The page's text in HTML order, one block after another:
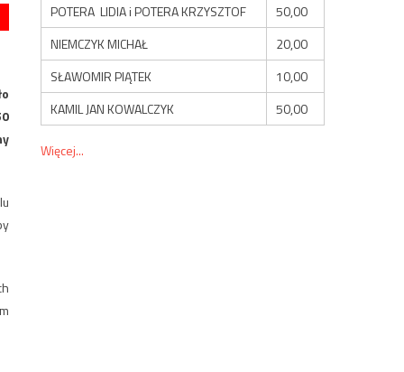
POTERA LIDIA i POTERA KRZYSZTOF
50,00
NIEMCZYK MICHAŁ
20,00
SŁAWOMIR PIĄTEK
10,00
KAMIL JAN KOWALCZYK
50,00
Więcej...